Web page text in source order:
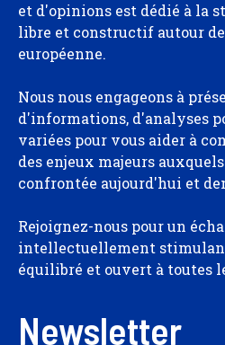
et d'opinions est dédié à la
libre et constructif autour
européenne.
Nous nous engageons à
d'informations, d'analyses
variées pour vous aider à
des enjeux majeurs
confrontée aujourd'hui et
Rejoignez-nous pour un
intellectuellement
équilibré et ouvert à toutes
Newsletter